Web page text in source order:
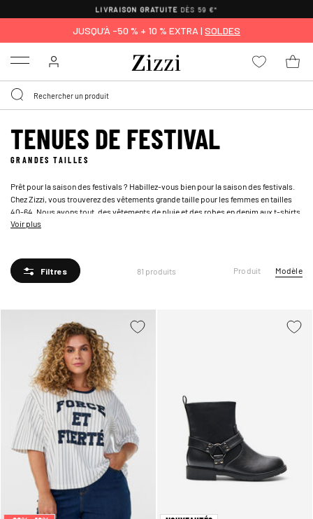
POLITIQUE DE RETOUR DE30 JOURS
JUSQU’À -50 % + 10 % EXTRA | SOLDES
Menu
TENUES DE FESTIVAL
GRANDES TAILLES
Prêt pour la saison des festivals ? Habillez-vous bien pour la saison des festivals.
Chez Zizzi, vous trouverez des vêtements grande taille pour les femmes en tailles
40-64. Nous avons tout, des vêtements de pluie et des robes en denim aux t-shirts
imprimés et jupes, pour que vous soyez totalement prêt pour le festival.
Voir plus
Filtres 81 produits Produit Modèle